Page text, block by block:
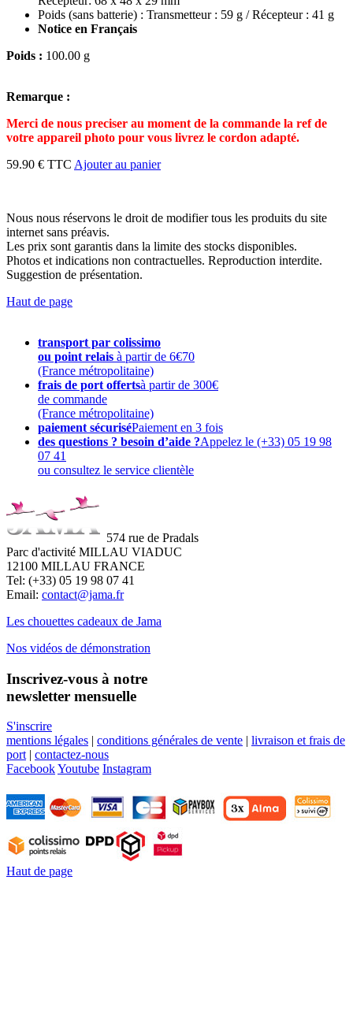
Poids (sans batterie) : Transmetteur : 59 g / Récepteur : 41 g
Notice en Français
Poids : 100.00 g
Remarque :
Merci de nous preciser au moment de la commande la ref de
votre appareil photo pour vous livrez le cordon adapté.
59.90 € TTC Ajouter au panier
Nous nous réservons le droit de modifier tous les produits du site
internet sans préavis.
Les prix sont garantis dans la limite des stocks disponibles.
Photos et indications non contractuelles. Reproduction interdite.
Suggestion de présentation.
Haut de page
transport par colissimo
ou point relais à partir de 6€70
(France métropolitaine)
frais de port offertsà partir de 300€
de commande
(France métropolitaine)
paiement sécuriséPaiement en 3 fois
des questions ? besoin d’aide ?Appelez le (+33) 05 19 98
07 41
ou consultez le service clientèle
574 rue de Pradals
Parc d'activité MILLAU VIADUC
12100 MILLAU FRANCE
Tel: (+33) 05 19 98 07 41
Email: contact@jama.fr
Les chouettes cadeaux de Jama
Nos vidéos de démonstration
Inscrivez-vous à notre
newsletter mensuelle
S'inscrire
mentions légales | conditions générales de vente | livraison et frais de
port | contactez-nous
FacebookYoutube Instagram
Haut de page